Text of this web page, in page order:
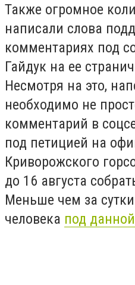
Также огромное
написали слова
комментариях под
Гайдук на ее
Несмотря на это,
необходимо не
комментарий в
под петицией на
Криворожского
до 16 августа
Меньше чем за
человека под